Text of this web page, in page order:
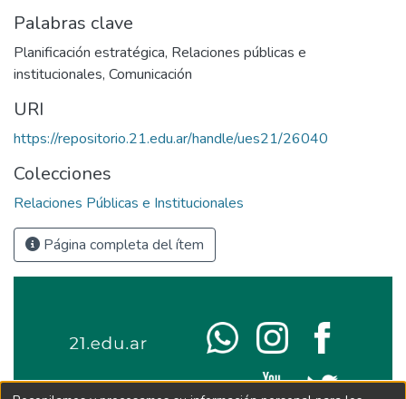
Palabras clave
Planificación estratégica, Relaciones públicas e
institucionales, Comunicación
URI
https://repositorio.21.edu.ar/handle/ues21/26040
Colecciones
Relaciones Públicas e Institucionales
Página completa del ítem